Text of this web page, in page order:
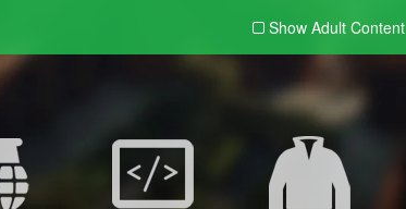
Show Adult Content